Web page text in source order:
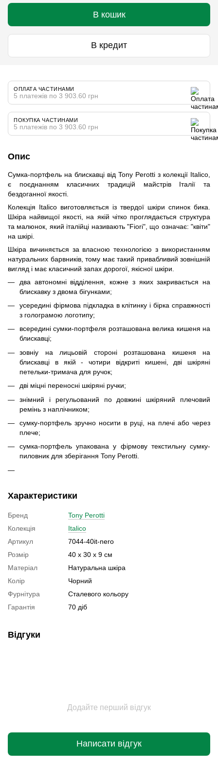
В кошик
В кредит
ОПЛАТА ЧАСТИНАМИ
5 платежів по 3 903.60 грн
ПОКУПКА ЧАСТИНАМИ
5 платежів по 3 903.60 грн
Опис
Сумка-портфель на блискавці від Tony Perotti з колекції Italico,
є поєднанням класичних традицій майстрів Італії та
бездоганної якості.
Колекція Italico виготовляється із твердої шкіри спинок бика.
Шкіра найвищої якості, на якій чітко проглядається структура
та малюнок, який італійці називають "Fiori", що означає: "квіти"
на шкірі.
Шкіра вичиняється за власною технологією з використанням
натуральних барвників, тому має такий привабливий зовнішній
вигляд і має класичний запах дорогої, якісної шкіри.
два автономні відділення, кожне з яких закривається на
блискавку з двома бігунками;
усередині фірмова підкладка в клітинку і бірка справжності
з голограмою логотипу;
всередині сумки-портфеля розташована велика кишеня на
блискавці;
зовніу на лицьовій стороні розташована кишеня на
блискавці в якій - чотири відкриті кишені, дві шкіряні
петельки-тримача для ручок;
дві міцні переносні шкіряні ручки;
знімний і регульований по довжині шкіряний плечовий
ремінь з наплічником;
сумку-портфель зручно носити в руці, на плечі або через
плече;
сумка-портфель упакована у фірмову текстильну сумку-
пиловник для зберігання Tony Perotti.
Характеристики
Бренд
Tony Perotti
Колекція
Italico
Артикул
7044-40it-nero
Розмір
40 х 30 х 9 см
Матеріал
Натуральна шкіра
Колір
Чорний
Фурнітура
Сталевого кольору
Гарантія
70 діб
Відгуки
Додайте перший відгук
Написати відгук